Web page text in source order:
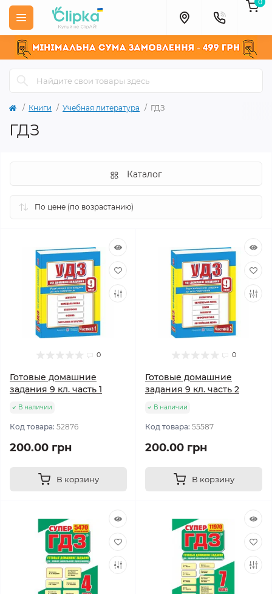
Книги Учебная литература ГДЗ
ГДЗ
Каталог
0
Готовые домашние
задания 9 кл. часть 1
В наличии
Код товара: 52876
200.00 грн
В корзину
0
Готовые домашние
задания 9 кл. часть 2
В наличии
Код товара: 55587
200.00 грн
В корзину